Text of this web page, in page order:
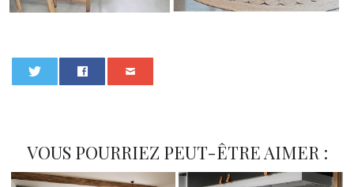
VOUS POURRIEZ PEUT-ÊTRE AIMER :